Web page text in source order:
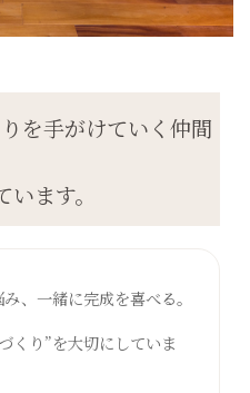
を手がけていく仲間
ます。
、一緒に完成を喜べる。
くり”を大切にしていま